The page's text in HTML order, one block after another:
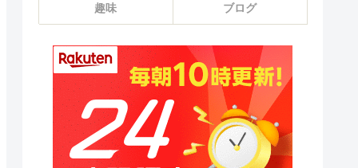
趣味 ブログ